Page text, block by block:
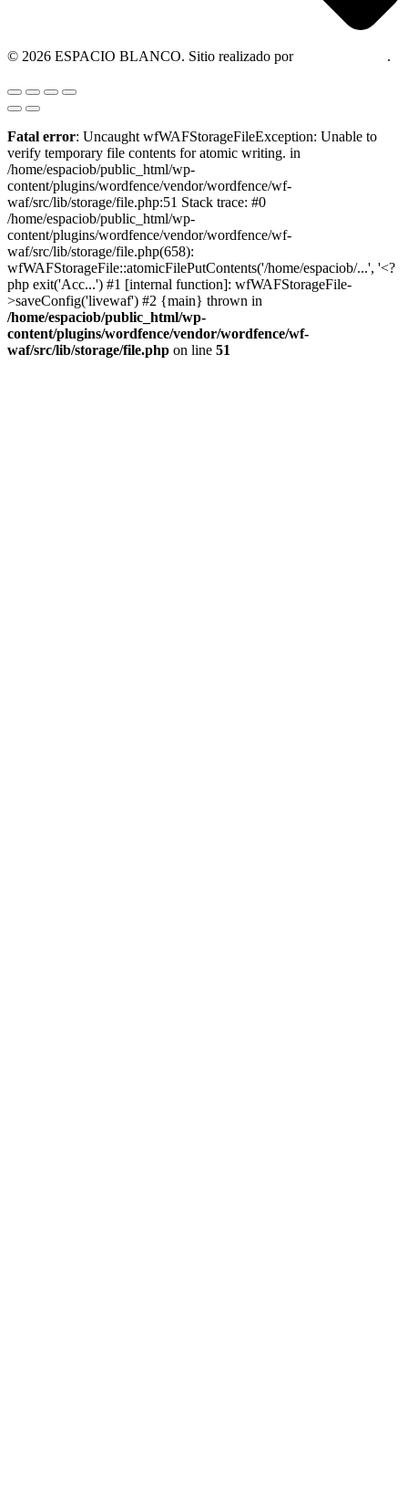
© 2026 ESPACIO BLANCO. Sitio realizado por .
Fatal error: Uncaught wfWAFStorageFileException: Unable to
verify temporary file contents for atomic writing. in
/home/espaciob/public_html/wp-
content/plugins/wordfence/vendor/wordfence/wf-
waf/src/lib/storage/file.php:51 Stack trace: #0
/home/espaciob/public_html/wp-
content/plugins/wordfence/vendor/wordfence/wf-
waf/src/lib/storage/file.php(658):
wfWAFStorageFile::atomicFilePutContents('/home/espaciob/...', '<?
php exit('Acc...') #1 [internal function]: wfWAFStorageFile-
>saveConfig('livewaf') #2 {main} thrown in
/home/espaciob/public_html/wp-
content/plugins/wordfence/vendor/wordfence/wf-
waf/src/lib/storage/file.php on line 51